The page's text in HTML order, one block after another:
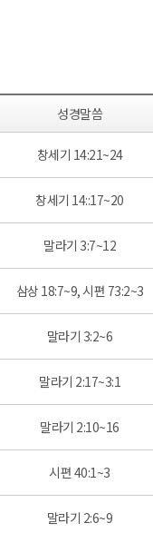
성경말씀
창세기 14:21~24
창세기 14::17~20
말라기 3:7~12
삼상 18:7~9, 시편 73:2~3
말라기 3:2~6
말라기 2:17~3:1
말라기 2:10~16
시편 40:1~3
말라기 2:6~9